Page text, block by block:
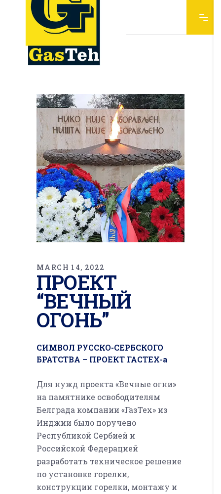
MARCH 14, 2022
ПРОЕКТ
“ВЕЧНЫЙ
ОГОНЬ”
СИМВОЛ РУССКО-СЕРБСКОГО
БРАТСТВА – ПРОЕКТ ГАСТЕХ-а
Для нужд проекта «Вечные огни»
на памятнике освободителям
Белграда компании «ГазТех» из
Инджии было поручено
Республикой Сербией и
Российской Федерацией
разработать техническое решение
по установке горелки,
конструкции горелки, монтажу и